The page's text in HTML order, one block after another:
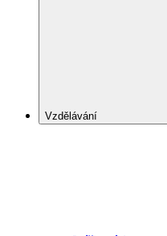
Vzdělávání